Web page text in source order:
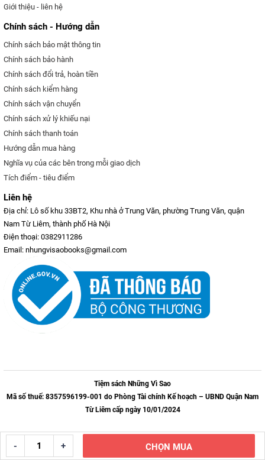
Giới thiệu - liên hệ
Chính sách - Hướng dẫn
Chính sách bảo mật thông tin
Chính sách bảo hành
Chính sách đổi trả, hoàn tiền
Chính sách kiểm hàng
Chính sách vận chuyển
Chính sách xử lý khiếu nại
Chính sách thanh toán
Hướng dẫn mua hàng
Nghĩa vụ của các bên trong mỗi giao dịch
Tích điểm - tiêu điểm
Liên hệ
Địa chỉ: Lô số khu 33BT2, Khu nhà ở Trung Văn, phường Trung Văn, quận
Nam Từ Liêm, thành phố Hà Nội
Điện thoại: 0382911286
Email: nhungvisaobooks@gmail.com
Tiệm sách Những Vì Sao
Mã số thuế: 8357596199-001 do Phòng Tài chính Kế hoạch – UBND Quận Nam
Từ Liêm cấp ngày 10/01/2024
- + CHỌN MUA